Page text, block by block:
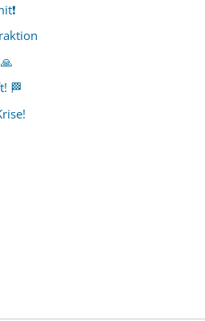
🏁